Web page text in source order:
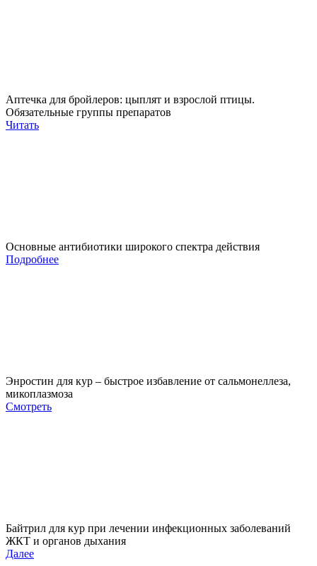
Аптечка для бройлеров: цыплят и взрослой птицы.
Обязательные группы препаратов
Читать
Основные антибиотики широкого спектра действия
Подробнее
Энростин для кур – быстрое избавление от сальмонеллеза,
микоплазмоза
Смотреть
Байтрил для кур при лечении инфекционных заболеваний
ЖКТ и органов дыхания
Далее